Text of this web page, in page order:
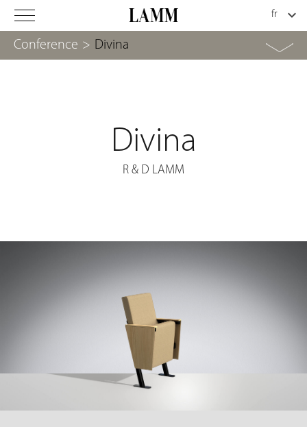
Conference > Divina
Divina
R & D LAMM